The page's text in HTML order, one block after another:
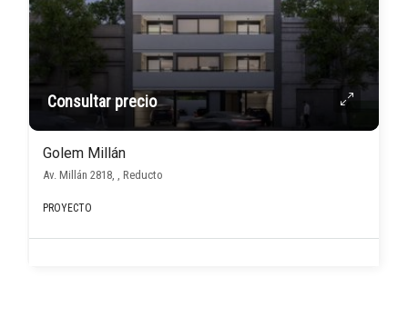
Consultar precio
Golem Millán
Av. Millán 2818, , Reducto
PROYECTO